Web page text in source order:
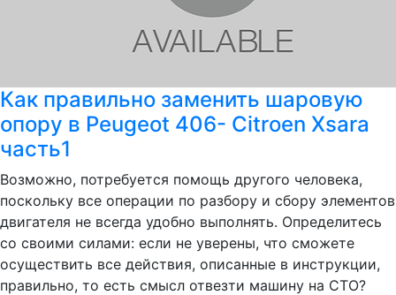
Как правильно заменить шаровую
опору в Peugeot 406- Citroen Xsara
часть1
Возможно, потребуется помощь другого человека,
поскольку все операции по разбору и сбору элементов
двигателя не всегда удобно выполнять. Определитесь
со своими силами: если не уверены, что сможете
осуществить все действия, описанные в инструкции,
правильно, то есть смысл отвезти машину на СТО?